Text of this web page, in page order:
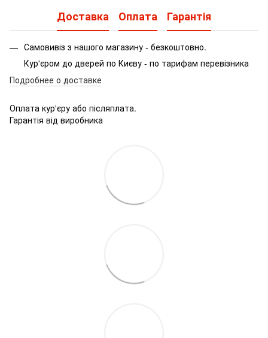
Доставка Оплата Гарантія
Самовивіз з нашого магазину - безкоштовно.
Кур'єром до дверей по Києву - по тарифам перевізника
Подробнее о доставке
Оплата кур'єру або післяплата.
Гарантія від виробника